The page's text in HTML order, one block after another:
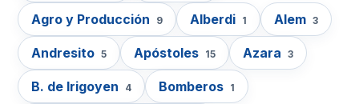
Agro y Producción 9 Alberdi 1 Alem 3
Andresito 5 Apóstoles 15 Azara 3
B. de Irigoyen 4 Bomberos 1